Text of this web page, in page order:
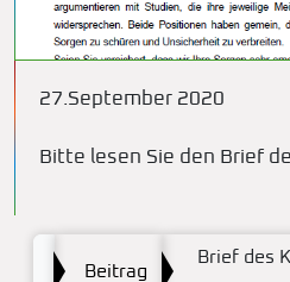
27.September 2020
Bitte lesen Sie den Brief
Beitrag
Brief des